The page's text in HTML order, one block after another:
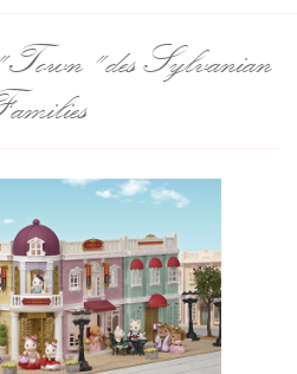
Town " des Sylvanian